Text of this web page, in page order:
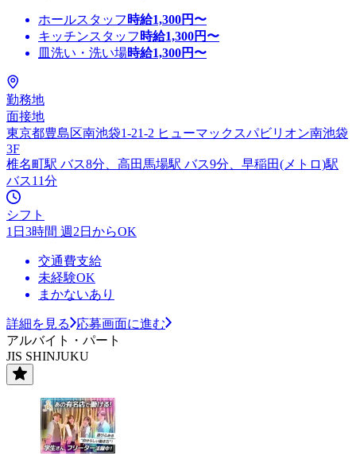
ホールスタッフ 時給1,300円〜
キッチンスタッフ 時給1,300円〜
皿洗い・洗い場時給1,300円〜
勤務地
面接地
東京都豊島区南池袋1-21-2 ヒューマックスパビリオン南池袋
3F
椎名町駅 バス8分、高田馬場駅 バス9分、早稲田(メトロ)駅
バス11分
シフト
1日3時間 週2日からOK
交通費支給
未経験OK
まかないあり
詳細を見る
応募画面に進む
アルバイト・パート
JIS SHINJUKU